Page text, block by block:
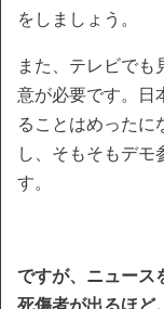
をしましょう。
また、テレビでも
意が必要です。日
ることはめったに
し、そもそもデモ
す。
ですが、ニュース
死傷者が出るほど。